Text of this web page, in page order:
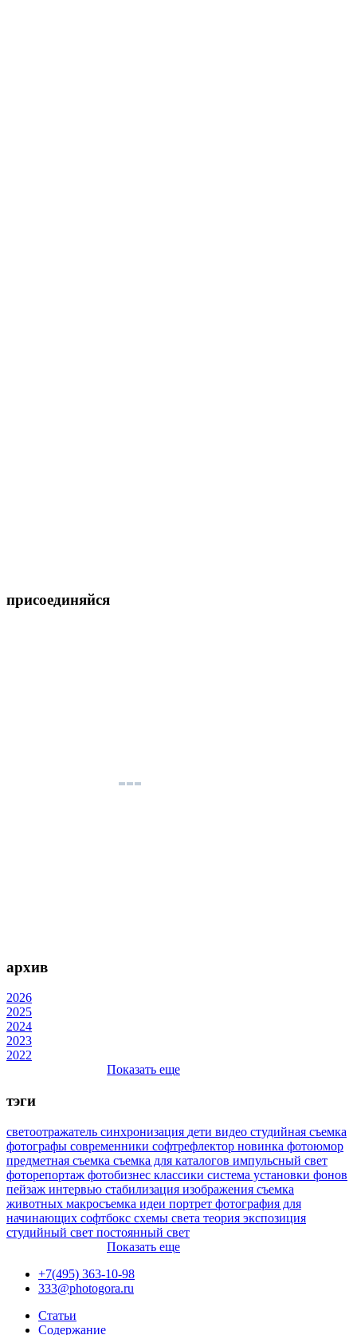
присоединяйся
архив
2026
2025
2024
2023
2022
Показать еще
тэги
светоотражатель синхронизация дети видео студийная съемка
фотографы современники софтрефлектор новинка фотоюмор
предметная съемка съемка для каталогов импульсный свет
фоторепортаж фотобизнес классики система установки фонов
пейзаж интервью стабилизация изображения съемка
животных макросъемка идеи портрет фотография для
начинающих софтбокс схемы света теория экспозиция
студийный свет постоянный свет
Показать еще
+7(495) 363-10-98
333@photogora.ru
Статьи
Содержание